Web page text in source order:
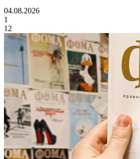
04.08.2026
1
12